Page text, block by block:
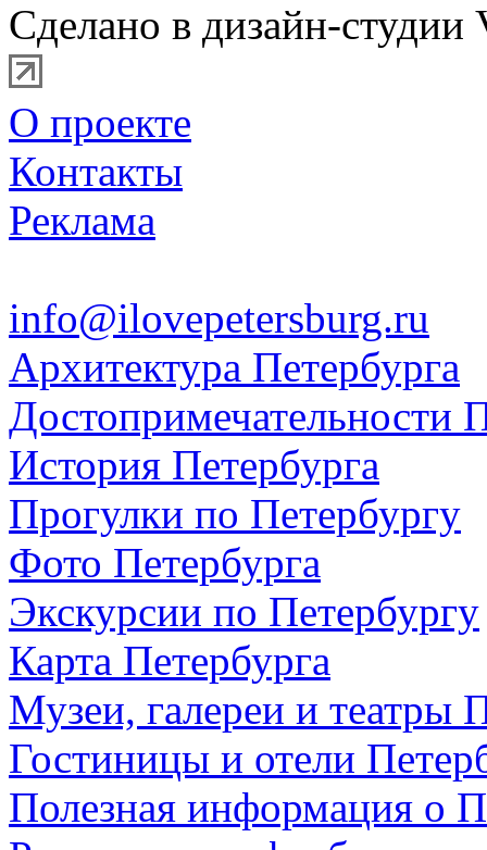
Сделано в дизайн-студии
О проекте
Контакты
Реклама
info@ilovepetersburg.ru
Архитектура Петербурга
Достопримечательности
История Петербурга
Прогулки по Петербургу
Фото Петербурга
Экскурсии по Петербургу
Карта Петербурга
Музеи, галереи и театры
Гостиницы и отели
Полезная информация о